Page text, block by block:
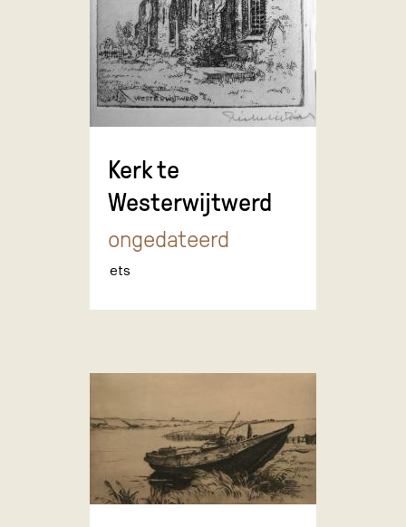
Kerk te
Westerwijtwerd
ongedateerd
ets